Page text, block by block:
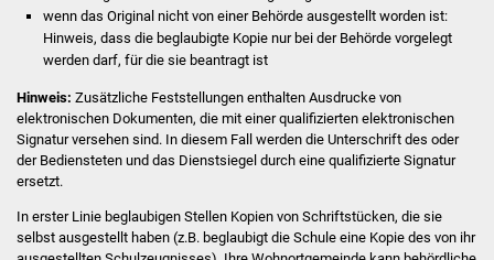
Stadtinfo
Jubiläumsjahr 2021
Partnerstädte
Projekte
Schulentwicklung Bizet
wenn das Original nicht von einer Behörde ausgestellt worden ist:
Hinweis, dass die beglaubigte Kopie nur bei der Behörde vorgelegt
werden darf, für die sie beantragt ist
Hinweis: Zusätzliche Feststellungen enthalten Ausdrucke von
elektronischen Dokumenten, die mit einer qualifizierten elektronischen
Signatur versehen sind. In diesem Fall werden die Unterschrift des oder
der Bediensteten und das Dienstsiegel durch eine qualifizierte Signatur
ersetzt.
In erster Linie beglaubigen Stellen Kopien von Schriftstücken, die sie
selbst ausgestellt haben (z.B. beglaubigt die Schule eine Kopie des von ihr